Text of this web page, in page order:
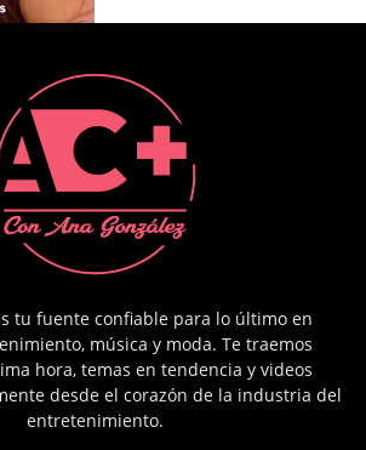
tu fuente confiable para lo último en
música y moda. Te traemos
hora, temas en tendencia y videos
desde el corazón de la industria del
entretenimiento.